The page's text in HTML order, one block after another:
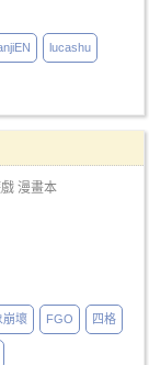
lucashu
漫畫本
崩壞 FGO 四格